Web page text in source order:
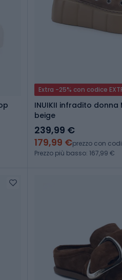
Extra -25% con codice
INUIKII infradito donna
beige
239,99 €
179,99 €prezzo con
Prezzo più basso: 167,99 €